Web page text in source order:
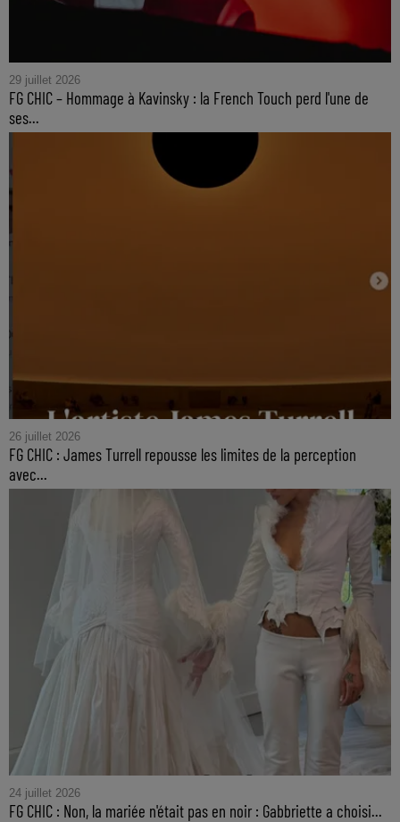
29 juillet 2026
FG CHIC – Hommage à Kavinsky : la French Touch perd l'une de
ses...
26 juillet 2026
FG CHIC : James Turrell repousse les limites de la perception
avec...
24 juillet 2026
FG CHIC : Non, la mariée n'était pas en noir : Gabbriette a choisi...